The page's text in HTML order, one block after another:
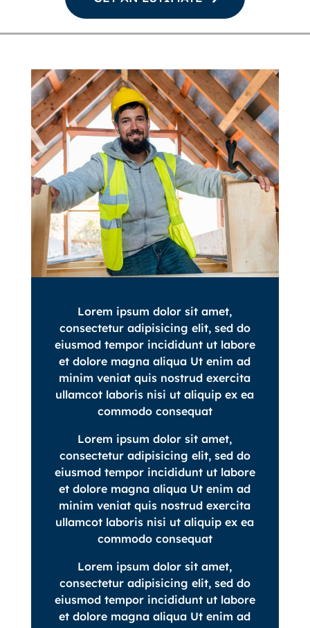
Lorem ipsum dolor sit amet,
consectetur adipisicing elit, sed do
eiusmod tempor incididunt ut labore
et dolore magna aliqua Ut enim ad
minim veniat quis nostrud exercita
ullamcot laboris nisi ut aliquip ex ea
commodo consequat
Lorem ipsum dolor sit amet,
consectetur adipisicing elit, sed do
eiusmod tempor incididunt ut labore
et dolore magna aliqua Ut enim ad
minim veniat quis nostrud exercita
ullamcot laboris nisi ut aliquip ex ea
commodo consequat
Lorem ipsum dolor sit amet,
consectetur adipisicing elit, sed do
eiusmod tempor incididunt ut labore
et dolore magna aliqua Ut enim ad